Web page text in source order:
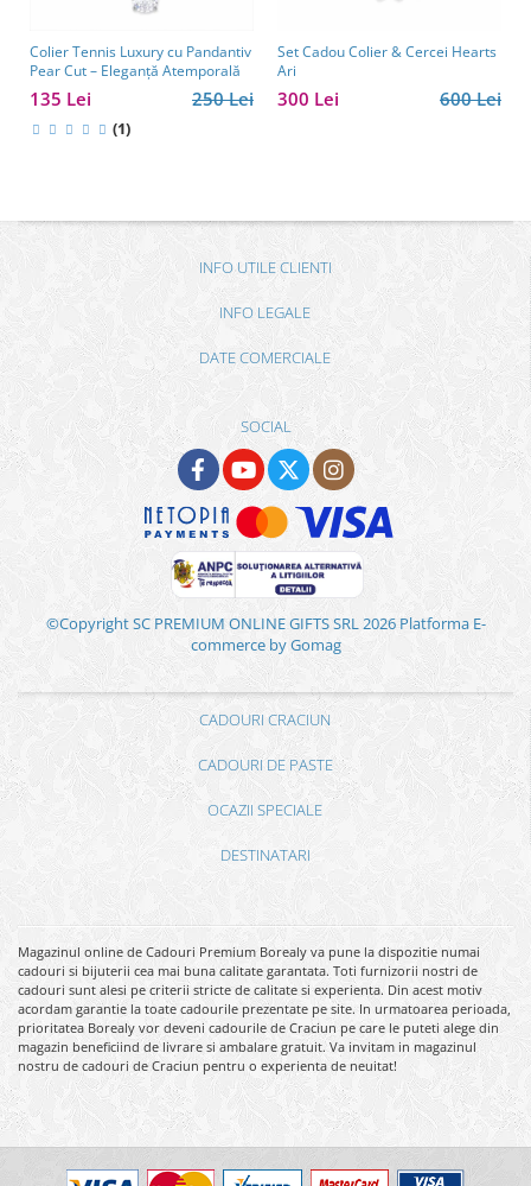
Colier Tennis Luxury cu Pandantiv
Pear Cut – Eleganță Atemporală
250 Lei
135 Lei
(1)
Set Cadou Colier & Cercei Hearts
Ari
600 Lei
300 Lei
INFO UTILE CLIENTI
INFO LEGALE
DATE COMERCIALE
SOCIAL
©Copyright SC PREMIUM ONLINE GIFTS SRL 2026 Platforma E-
commerce by Gomag
CADOURI CRACIUN
CADOURI DE PASTE
OCAZII SPECIALE
DESTINATARI
Magazinul online de Cadouri Premium Borealy va pune la dispozitie numai
cadouri si bijuterii cea mai buna calitate garantata. Toti furnizorii nostri de
cadouri sunt alesi pe criterii stricte de calitate si experienta. Din acest motiv
acordam garantie la toate cadourile prezentate pe site. In urmatoarea perioada,
prioritatea Borealy vor deveni cadourile de Craciun pe care le puteti alege din
magazin beneficiind de livrare si ambalare gratuit. Va invitam in magazinul
nostru de cadouri de Craciun pentru o experienta de neuitat!